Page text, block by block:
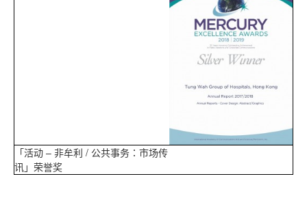
「活动 – 非牟利 / 公共事务：市场传
讯」荣誉奖